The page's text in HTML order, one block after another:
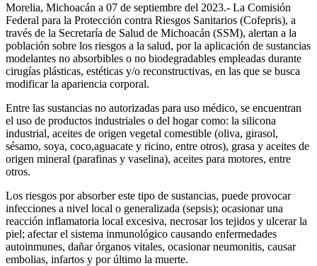
Morelia, Michoacán a 07 de septiembre del 2023.- La Comisión
Federal para la Protección contra Riesgos Sanitarios (Cofepris), a
través de la Secretaría de Salud de Michoacán (SSM), alertan a la
población sobre los riesgos a la salud, por la aplicación de sustancias
modelantes no absorbibles o no biodegradables empleadas durante
cirugías plásticas, estéticas y/o reconstructivas, en las que se busca
modificar la apariencia corporal.
Entre las sustancias no autorizadas para uso médico, se encuentran
el uso de productos industriales o del hogar como: la silicona
industrial, aceites de origen vegetal comestible (oliva, girasol,
sésamo, soya, coco,aguacate y ricino, entre otros), grasa y aceites de
origen mineral (parafinas y vaselina), aceites para motores, entre
otros.
Los riesgos por absorber este tipo de sustancias, puede provocar
infecciones a nivel local o generalizada (sepsis); ocasionar una
reacción inflamatoria local excesiva, necrosar los tejidos y ulcerar la
piel; afectar el sistema inmunológico causando enfermedades
autoinmunes, dañar órganos vitales, ocasionar neumonitis, causar
embolias, infartos y por último la muerte.